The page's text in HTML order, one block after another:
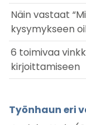
Näin vastaat
kysymykseen
6 toimivaa
kirjoittamiseen
Työnhaun eri